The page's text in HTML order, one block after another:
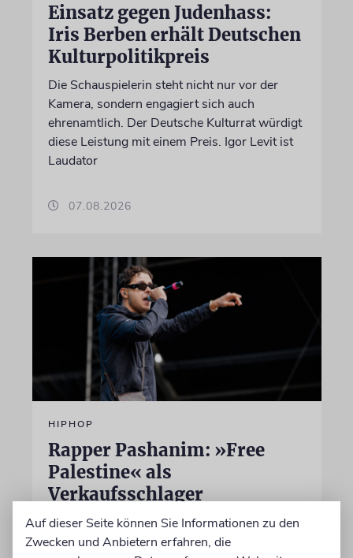
Einsatz gegen Judenhass:
Iris Berben erhält Deutschen
Kulturpolitikpreis
Die Schauspielerin steht nicht nur vor der
Kamera, sondern engagiert sich auch
ehrenamtlich. Der Deutsche Kulturrat würdigt
diese Leistung mit einem Preis. Igor Levit ist
Laudator
07.08.2026
HIPHOP
Rapper Pashanim: »Free
Palestine« als
Verkaufsschlager
Auf seinem neuen Album »Lounge Musik«
rappt der Berliner Musiker Pashanim
Auf dieser Seite können Sie Informationen zu den
Zwecken und Anbietern erfahren, die